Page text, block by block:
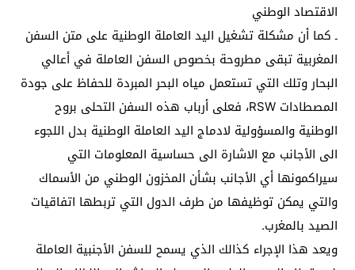
الاقتصاد الوطني
ـ كما أن مشكلة تشغيل اليد العاملة الوطنية على متن السفن
المغربية تبقى مطروحة بخصوص السفن العاملة في أعالي
البحار وتلك التي تستعمل مياه البحر المبردة للحفاظ على جودة
المصطادات RSW، فعلى أرباب هذه السفن التحلى بروح
الوطنية والمسؤولية لادماج اليد العاملة الوطنية بدل اللجوء
الى الأجانب مع الاشارة الى حساسية المعلومات التي
سيراكمونها أي الأجانب بشأن المخزون الوطني من الأسماك
والتي يمكن توظيفها من طرف الدول التي تربطها اتفاقيات
الصيد بالمغرب.
ويعد هذا الإجراء كذالك الذي يسمح للسفن الأجنبية العاملة